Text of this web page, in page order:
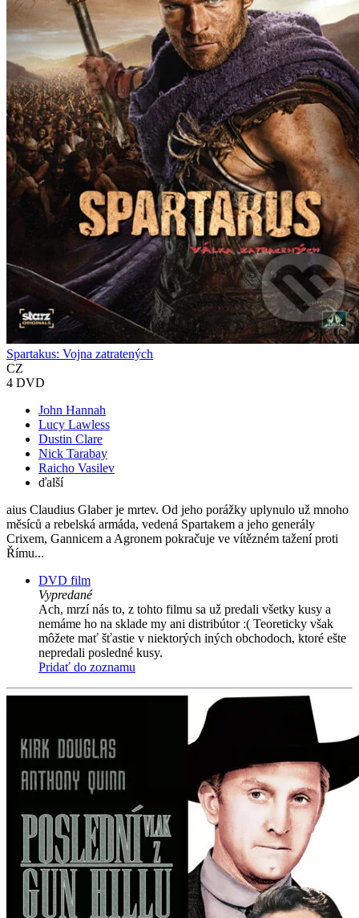
Spartakus: Vojna zatratených
CZ
4 DVD
John Hannah
Lucy Lawless
Dustin Clare
Nick Tarabay
Raicho Vasilev
ďalší
aius Claudius Glaber je mrtev. Od jeho porážky uplynulo už mnoho
měsíců a rebelská armáda, vedená Spartakem a jeho generály
Crixem, Gannicem a Agronem pokračuje ve vítězném tažení proti
Římu...
DVD film
Vypredané
Ach, mrzí nás to, z tohto filmu sa už predali všetky kusy a
nemáme ho na sklade my ani distribútor :( Teoreticky však
môžete mať šťastie v niektorých iných obchodoch, ktoré ešte
nepredali posledné kusy.
Pridať do zoznamu